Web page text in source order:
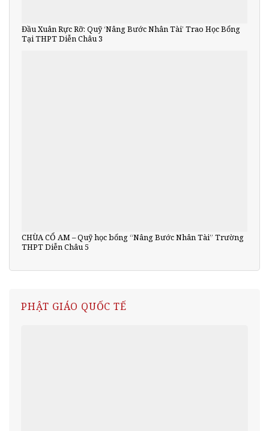
Đầu Xuân Rực Rỡ: Quỹ ‘Nâng Bước Nhân Tài’ Trao Học Bổng
Tại THPT Diễn Châu 3
CHÙA CỔ AM – Quỹ học bổng “Nâng Bước Nhân Tài” Trường
THPT Diễn Châu 5
PHẬT GIÁO QUỐC TẾ